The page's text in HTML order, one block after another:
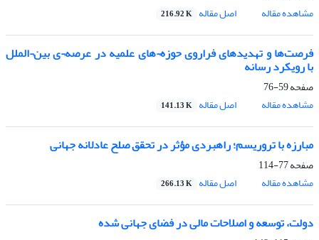
مشاهده مقاله
اصل مقاله 216.92 K
فرصت‌ها و تهدید‌های فراروی حوزه¬های علمیه در عرصه¬ی بین¬الملل
با رویکرد رسانه
صفحه59-76
مشاهده مقاله
اصل مقاله 141.13 K
مبارزه با تروریسم؛ راهبردی مؤثر در تحقق صلح عادلانه جهانی
صفحه77-114
مشاهده مقاله
اصل مقاله 266.13 K
دولت، توسعه و اصلاحات مالی در فضای جهانی شده